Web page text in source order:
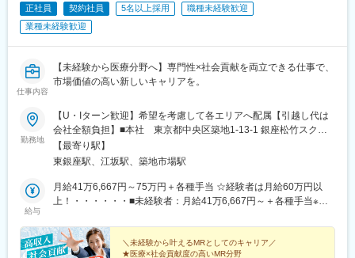
◎3ヶ月研修＋OJTでゼロから育成｜専門性の高いキャリア形成
◎年収500万円～＋社宅補助あり｜収入アップ可能
◎異業種出身者（営業、接客、旅行・ホテル、介護、公務員、教
■入社後の流れ
けながら実務習得
▽キャリア形成（MR経験者スペシャリスト・管理職や本社管理職
へのキャリアアップ＆キャリアチェンジの可能性アリ）
・入社後3ヶ月は研修に専念（基礎から習得）
・全員未経験入社！同期とスタートできる環境
■手厚い福利厚生
正社員 契約社員 5名以上採用
職種未経験歓迎
業種未経験歓迎
仕事内容
【未経験から医療分野へ】専門性×社会貢献を両立できる仕事で、
市場価値の高い新しいキャリアを。
勤務地
【U・Iターン歓迎】希望を考慮して各エリアへ配属【引越し代は
会社全額負担】■本社 東京都中央区築地1-13-1 銀座松竹スクエ
ア9F■勤務エリア：（1）北海道：北海道（2）東北：青森・秋
田・岩手・山形・宮城・福島（3）関東：東京・神奈川・千葉・埼
海：愛知・岐阜・三重・静岡（6）北陸：富山・石川・福井（7）
近畿：大阪・京都・滋賀・奈良・和歌山・兵庫（8）中国：岡山・
（10）九州：福岡・大分・宮崎・鹿児島・熊本・佐賀・長崎・沖
縄※勤務地限定～全国転勤（規定あり）の選択可能※配属エリアは
【最寄り駅】
東銀座駅、江坂駅、築地市場駅
給与
月給41万6,667円～75万円＋各種手当 ☆経験者は月給60万円以
上！・・・・・・■未経験者：月給41万6,667円～＋各種手当※上
過分は別途全額支給いたします。◎手当を含めれば初年度から年
収600万円以上も可能！・・・・・・■経験者：月給60万円～75万
＼未経験から叶えるMRとしてのキャリア／
★医療×社会貢献度の高いMR分野